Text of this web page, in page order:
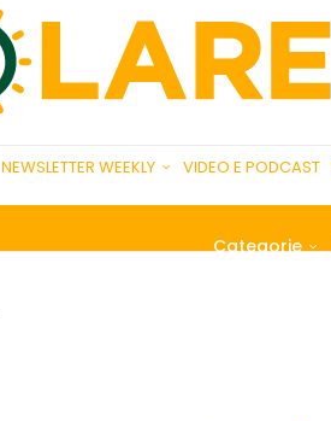
NEWSLETTER WEEKLY VIDEO E PODCAST
Categorie